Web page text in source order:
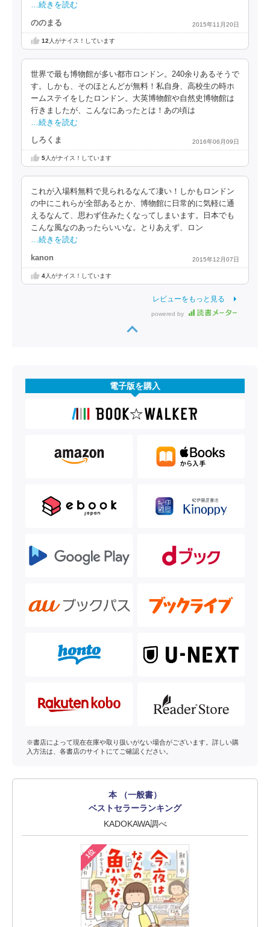
…続きを読む
ののまる 2015年11月20日
12 人がナイス！しています
世界で最も博物館が多い都市ロンドン。240余りあるそうで
す。しかも、そのほとんどが無料！私自身、高校生の時ホ
ームステイをしたロンドン。大英博物館や自然史博物館は
行きましたが、こんなにあったとは！あの頃は
…続きを読む
しろくま 2016年06月09日
5人がナイス！しています
これが入場料無料で見られるなんて凄い！しかもロンドン
の中にこれらが全部あるとか、博物館に日常的に気軽に通
えるなんて、思わず住みたくなってしまいます。日本でも
こんな風なのあったらいいな。とりあえず、ロン
…続きを読む
kanon 2015年12月07日
4人がナイス！しています
レビューをもっと見る
powered by
電子版を購入
※書店によって現在在庫や取り扱いがない場合がございます。詳しい購
入方法は、各書店のサイトにてご確認ください。
本 （一般書）
ベストセラーランキング
KADOKAWA調べ
1位